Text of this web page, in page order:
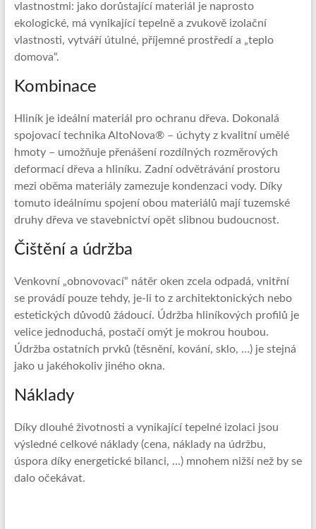
vlastnostmi: jako dorůstající materiál je naprosto
ekologické, má vynikající tepelně a zvukově izolační
vlastnosti, vytváří útulné, příjemné prostředí a „teplo
domova“.
Kombinace
Hliník je ideální materiál pro ochranu dřeva. Dokonalá
spojovací technika AltoNova® – úchyty z kvalitní umělé
hmoty – umožňuje přenášení rozdílných rozměrových
deformací dřeva a hliníku. Zadní odvětrávání prostoru
mezi oběma materiály zamezuje kondenzaci vody. Díky
tomuto ideálnímu spojení obou materiálů mají tuzemské
druhy dřeva ve stavebnictví opět slibnou budoucnost.
Čištění a údržba
Venkovní „obnovovací“ nátěr oken zcela odpadá, vnitřní
se provádí pouze tehdy, je-li to z architektonických nebo
estetických důvodů žádoucí. Údržba hliníkových profilů je
velice jednoduchá, postačí omýt je mokrou houbou.
Údržba ostatních prvků (těsnění, kování, sklo, …) je stejná
jako u jakéhokoliv jiného okna.
Náklady
Díky dlouhé životnosti a vynikající tepelné izolaci jsou
výsledné celkové náklady (cena, náklady na údržbu,
úspora díky energetické bilanci, …) mnohem nižší než by se
dalo očekávat.